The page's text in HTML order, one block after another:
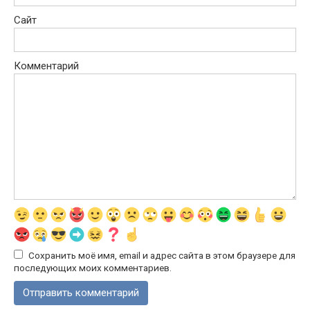
Сайт
Комментарий
Сохранить моё имя, email и адрес сайта в этом браузере для
последующих моих комментариев.